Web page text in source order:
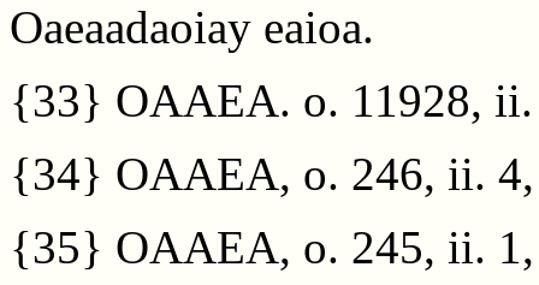
Oaeaadaoiay eaioa.
{33} OAAEA. o. 11928, ii.
{34} OAAEA, o. 246, ii. 4,
{35} OAAEA, o. 245, ii. 1,